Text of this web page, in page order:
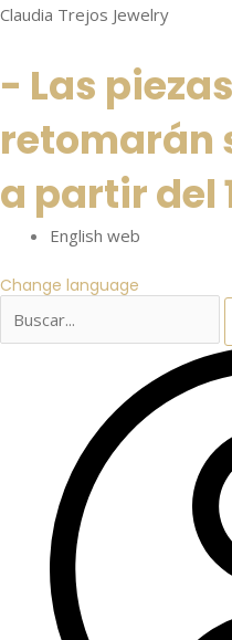
Ir
contenido
Claudia Trejos Jewelry
- Las
retomarán
a partir del
English web
Change language
Buscar
Menú
Menú
Menú
Buscar
Menú
Menú
Buscar